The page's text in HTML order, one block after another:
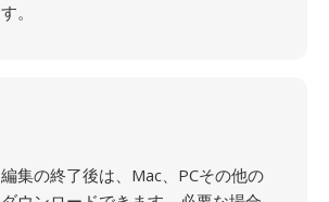
。
集の終了後は、Mac、PCその他の